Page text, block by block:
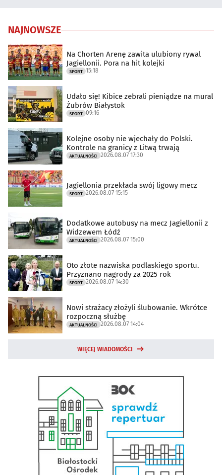
NAJNOWSZE
Na Chorten Arenę zawita ulubiony rywal
Jagiellonii. Pora na hit kolejki
SPORT 15:18
Udało się! Kibice zebrali pieniądze na mural
Żubrów Białystok
SPORT 09:16
Kolejne osoby nie wjechały do Polski.
Kontrole na granicy z Litwą trwają
AKTUALNOŚCI 2026.08.07 17:30
Jagiellonia przekłada swój ligowy mecz
SPORT 2026.08.07 15:15
Dodatkowe autobusy na mecz Jagiellonii z
Widzewem Łódź
AKTUALNOŚCI 2026.08.07 15:00
Oto złote nazwiska podlaskiego sportu.
Przyznano nagrody za 2025 rok
SPORT 2026.08.07 14:30
Nowi strażacy złożyli ślubowanie. Wkrótce
rozpoczną służbę
AKTUALNOŚCI 2026.08.07 14:04
WIĘCEJ WIADOMOŚCI